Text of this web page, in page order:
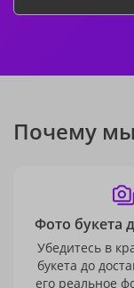
Почему
Фото букета
Убедитесь в
букета до
его реальное